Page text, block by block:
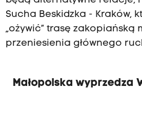
Sucha Beskidzka - Kraków,
„ożywić” trasę zakopiańską
przeniesienia głównego
Małopolska wyprzedza